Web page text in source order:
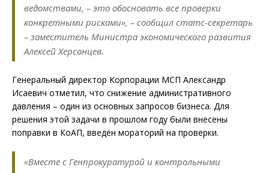
ведомствами, – это обосновать все проверки
конкретными рисками», – сообщил статс-секретарь
– заместитель Министра экономического развития
Алексей Херсонцев.
Генеральный директор Корпорации МСП Александр
Исаевич отметил, что снижение административного
давления – один из основных запросов бизнеса. Для
решения этой задачи в прошлом году были внесены
поправки в КоАП, введён мораторий на проверки.
«Вместе с Генпрокуратурой и контрольными